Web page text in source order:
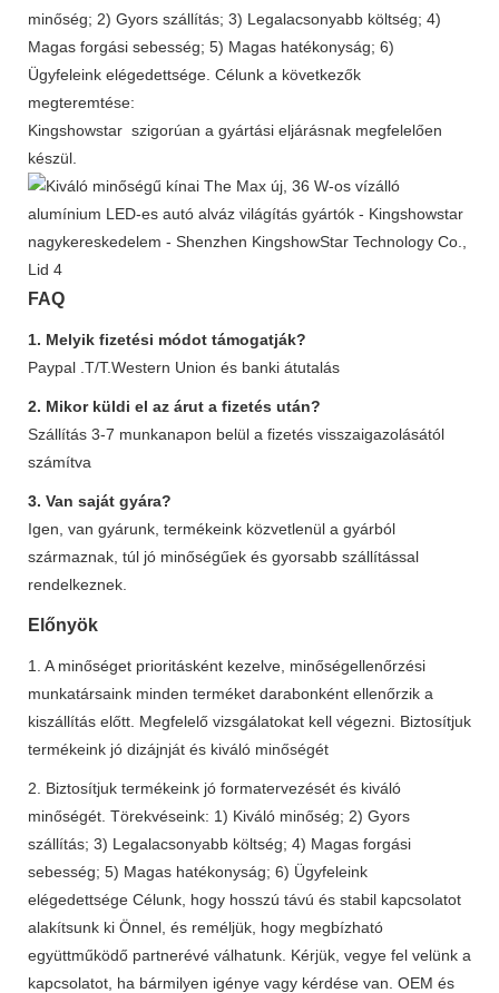
minőség; 2) Gyors szállítás; 3) Legalacsonyabb költség; 4)
Magas forgási sebesség; 5) Magas hatékonyság; 6)
Ügyfeleink elégedettsége. Célunk a következők
megteremtése:
Kingshowstar szigorúan a gyártási eljárásnak megfelelően
készül.
FAQ
1. Melyik fizetési módot támogatják?
Paypal .T/T.Western Union és banki átutalás
2. Mikor küldi el az árut a fizetés után?
Szállítás 3-7 munkanapon belül a fizetés visszaigazolásától
számítva
3. Van saját gyára?
Igen, van gyárunk, termékeink közvetlenül a gyárból
származnak, túl jó minőségűek és gyorsabb szállítással
rendelkeznek.
Előnyök
1. A minőséget prioritásként kezelve, minőségellenőrzési
munkatársaink minden terméket darabonként ellenőrzik a
kiszállítás előtt. Megfelelő vizsgálatokat kell végezni. Biztosítjuk
termékeink jó dizájnját és kiváló minőségét
2. Biztosítjuk termékeink jó formatervezését és kiváló
minőségét. Törekvéseink: 1) Kiváló minőség; 2) Gyors
szállítás; 3) Legalacsonyabb költség; 4) Magas forgási
sebesség; 5) Magas hatékonyság; 6) Ügyfeleink
elégedettsége Célunk, hogy hosszú távú és stabil kapcsolatot
alakítsunk ki Önnel, és reméljük, hogy megbízható
együttműködő partnerévé válhatunk. Kérjük, vegye fel velünk a
kapcsolatot, ha bármilyen igénye vagy kérdése van. OEM és